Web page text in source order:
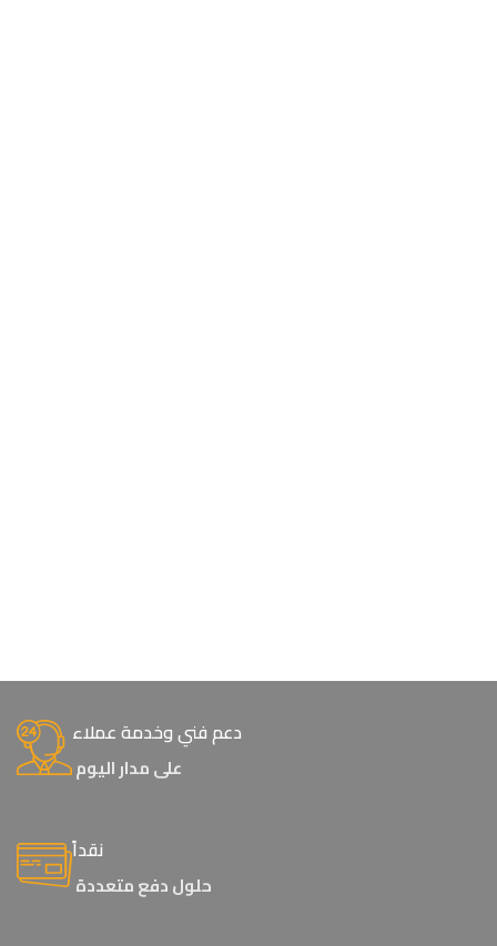
دعم فني وخدمة عملاء
على مدار اليوم
نقداً
حلول دفع متعددة